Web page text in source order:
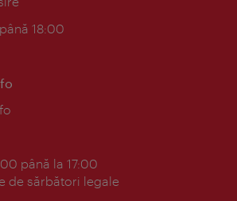
18:00
până la 17:00
de sărbători legale